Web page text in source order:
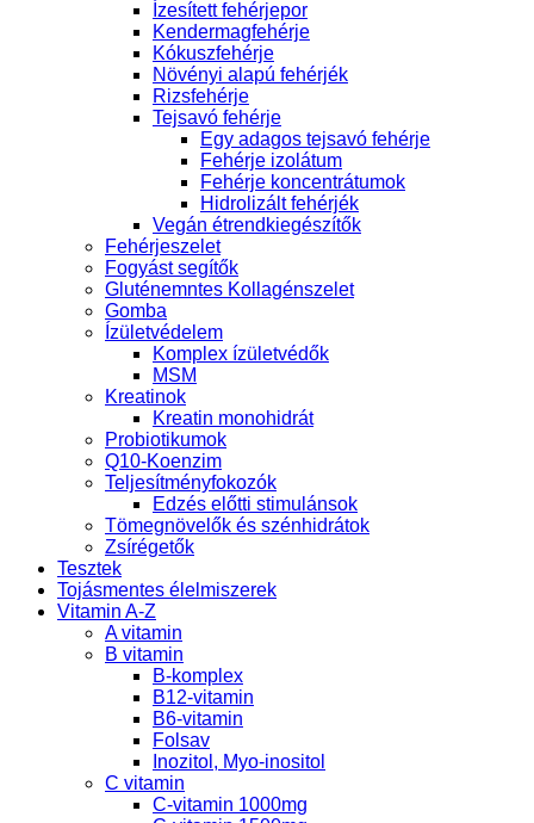
Ízesített fehérjepor
Kendermagfehérje
Kókuszfehérje
Növényi alapú fehérjék
Rizsfehérje
Tejsavó fehérje
Egy adagos tejsavó fehérje
Fehérje izolátum
Fehérje koncentrátumok
Hidrolizált fehérjék
Vegán étrendkiegészítők
Fehérjeszelet
Fogyást segítők
Gluténemntes Kollagénszelet
Gomba
Ízületvédelem
Komplex ízületvédők
MSM
Kreatinok
Kreatin monohidrát
Probiotikumok
Q10-Koenzim
Teljesítményfokozók
Edzés előtti stimulánsok
Tömegnövelők és szénhidrátok
Zsírégetők
Tesztek
Tojásmentes élelmiszerek
Vitamin A-Z
A vitamin
B vitamin
B-komplex
B12-vitamin
B6-vitamin
Folsav
Inozitol, Myo-inositol
C vitamin
C-vitamin 1000mg